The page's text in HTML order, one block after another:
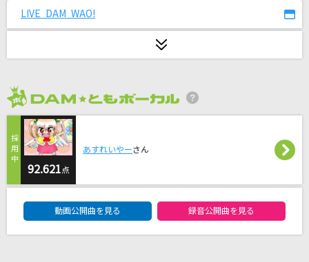
シャルル
転がる岩、君に朝が降る
Ado
ルカルカ★ナイトフィーバー
LAST DANCE
BIGBANG [ビッグバン]
LIVE DAM WAO!
92.621 点
あすれいやーさん
動画公開曲を見る 録音公開曲を見る